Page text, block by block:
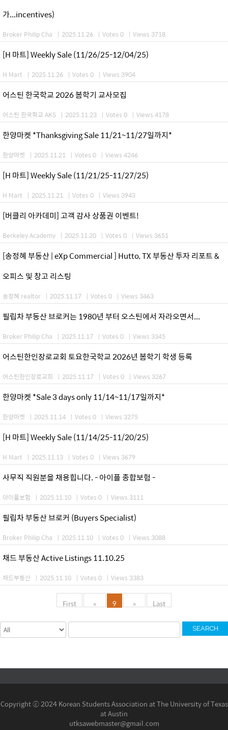
가...incentives)
Broker Philip Cha | 2025.11.26 | Votes 0 | Views 3718
[H 마트] Weekly Sale (11/26/25-12/04/25)
H Mart | 2025.11.26 | Votes 0 | Views 3904
어스틴 한국학교 2026 봄학기 교사모집
어스틴 한국학교 AKS | 2025.11.23 | Votes 0 | Views 4178
한양마켓 *Thanksgiving Sale 11/21~11/27일까지*
한양마켓 | 2025.11.21 | Votes 0 | Views 4246
[H 마트] Weekly Sale (11/21/25-11/27/25)
H Mart | 2025.11.21 | Votes 0 | Views 3943
[버클리 아카데미] 고객 감사 상품권 이벤트!
Berkeley Academy | 2025.11.20 | Votes 0 | Views 3651
[송정혜 부동산 | eXp Commercial ] Hutto, TX 부동산 투자 리포트 &
오피스 및 창고 리스팅
송정혜 realtor | 2025.11.17 | Votes 0 | Views 3463
필립차 부동산 브로커는 1980년 부터 오스틴에서 자라오면서...
Broker Philip Cha | 2025.11.17 | Votes 0 | Views 3345
어스틴한인장로교회 토요한국학교 2026년 봄학기 학생 등록
어스틴한인장로교회 | 2025.11.17 | Votes 0 | Views 3267
한양마켓 *Sale 3 days only 11/14~11/17일까지*
한양마켓 | 2025.11.14 | Votes 0 | Views 3275
[H 마트] Weekly Sale (11/14/25-11/20/25)
H Mart | 2025.11.13 | Votes 0 | Views 3679
사무직 직원분을 채용힙니다. - 아이플 종합보험 -
아이플보험 | 2025.11.10 | Votes 0 | Views 3111
필립차 부동산 브로커 (Buyers Specialist)
Broker Philip Cha | 2025.11.10 | Votes 0 | Views 3088
채드 부동산 Active Listings 11.10.25
채드부동산 | 2025.11.10 | Votes 0 | Views 3383
First « 9 » Last
SEARCH
Copyright ⓒ 2024 Korean Students Association at The University of Texas
at Austin
utksawebmaster@gmail.com